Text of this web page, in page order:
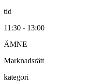
tid
11:30 - 13:00
ÄMNE
Marknadsrätt
kategori